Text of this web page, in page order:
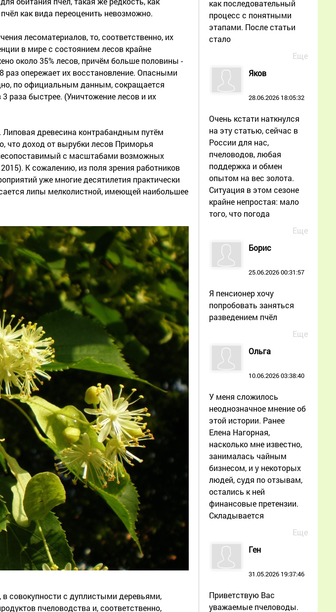
как вида переоценить невозможно.
лесоматериалов, то, соответственно, их
в мире с состоянием лесов крайне
около 35% лесов, причём больше половины -
раз опережает их восстановление. Опасными
по официальным данным, сокращается
раза быстрее. (Уничтожение лесов и их
древесина контрабандным путём
что доход от вырубки лесов Приморья
с масштабами возможных
К сожалению, из поля зрения работников
уже многие десятилетия практически
липы мелколистной, имеющей наибольшее
совокупности с дуплистыми деревьями,
пчеловодства и, соответственно,
как последовательный
процесс с понятными
этапами. После статьи
стало
Еще
Яков
28.06.2026 18:05:32
Очень кстати наткнулся
на эту статью, сейчас в
России для нас,
пчеловодов, любая
поддержка и обмен
опытом на вес золота.
Ситуация в этом сезоне
крайне непростая: мало
того, что погода
Еще
Борис
25.06.2026 00:31:57
Я пенсионер хочу
попробовать заняться
разведением пчёл
Еще
Ольга
10.06.2026 03:38:40
У меня сложилось
неоднозначное мнение об
этой истории. Ранее
Елена Нагорная,
насколько мне известно,
занималась чайным
бизнесом, и у некоторых
людей, судя по отзывам,
остались к ней
финансовые претензии.
Складывается
Еще
Ген
31.05.2026 19:37:46
Приветствую Вас
уважаемые пчеловоды.